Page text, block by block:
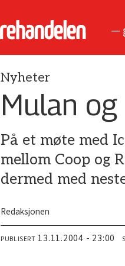
—
Nyheter
Mulan
På et møte med
mellom Coop og
dermed med
Redaksjonen
PUBLISERT 13.11.2004 - 23:00